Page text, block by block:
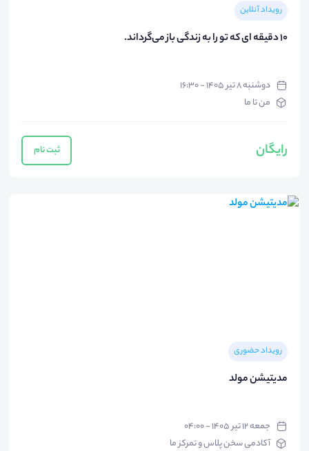
رویداد آنلاین
۱۰ دقیقه ای که تو را به زندگی باز می‌گرداند.
دوشنبه ۸ تیر ۱۴۰۵ - ۱۶:۳۰
من تا ما
رایگان ثبت نام
رویداد حضوری
مدیتیشن مولد
جمعه ۱۲ تیر ۱۴۰۵ - ۰۴:۰۰
آکادمی سخن پلاس و تمرکز ما